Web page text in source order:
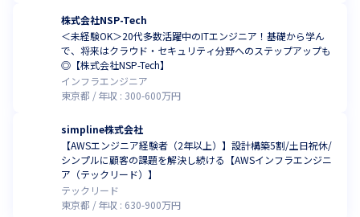
株式会社NSP-Tech
＜未経験OK＞20代多数活躍中のITエンジニア！基礎から学ん
で、将来はクラウド・セキュリティ分野へのステップアップも
◎【株式会社NSP-Tech】
インフラエンジニア
東京都
年収 : 300-600万円
simpline株式会社
【AWSエンジニア経験者（2年以上）】設計構築5割/土日祝休/
シンプルに顧客の課題を解決し続ける【AWSインフラエンジニ
ア（テックリード）】
テックリード
東京都
年収 : 630-900万円